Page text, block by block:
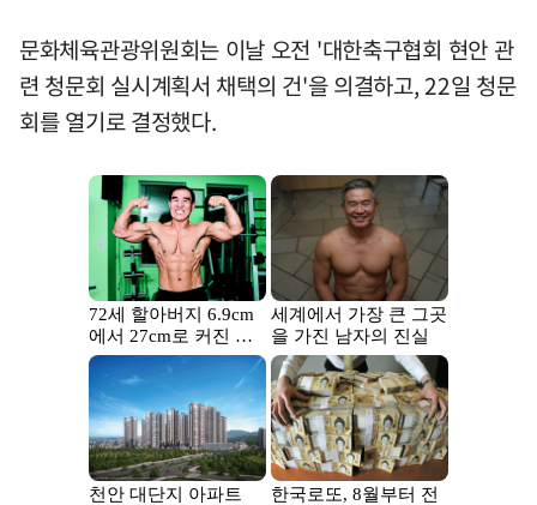
문화체육관광위원회는 이날 오전 '대한축구협회 현안 관
련 청문회 실시계획서 채택의 건'을 의결하고, 22일 청문
회를 열기로 결정했다.